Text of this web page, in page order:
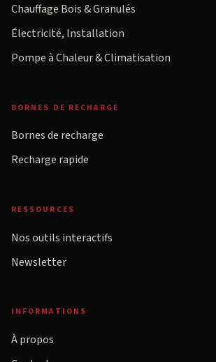
Chauffage Bois & Granulés
Électricité, Installation
Pompe à Chaleur & Climatisation
BORNES DE RECHARGE
Bornes de recharge
Recharge rapide
RESSOURCES
Nos outils interactifs
Newsletter
INFORMATIONS
À propos